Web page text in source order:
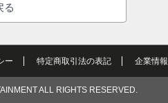
る
ー 特定商取引法の表記 企業情報
ALL RIGHTS RESERVED.